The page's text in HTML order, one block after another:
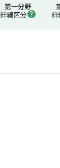
第一分野
詳細区分